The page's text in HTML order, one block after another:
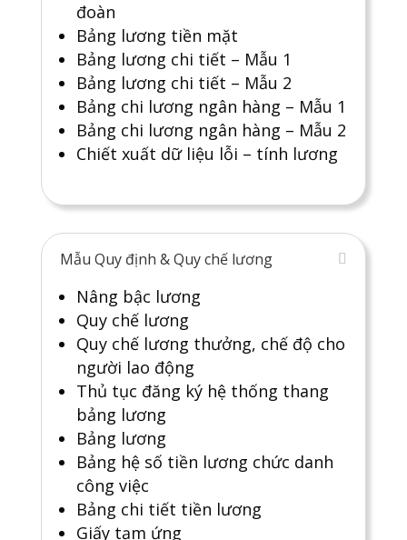
đoàn
Bảng lương tiền mặt
Bảng lương chi tiết – Mẫu 1
Bảng lương chi tiết – Mẫu 2
Bảng chi lương ngân hàng – Mẫu 1
Bảng chi lương ngân hàng – Mẫu 2
Chiết xuất dữ liệu lỗi – tính lương
Mẫu Quy định & Quy chế lương
Nâng bậc lương
Quy chế lương
Quy chế lương thưởng, chế độ cho
người lao động
Thủ tục đăng ký hệ thống thang
bảng lương
Bảng lương
Bảng hệ số tiền lương chức danh
công việc
Bảng chi tiết tiền lương
Giấy tạm ứng